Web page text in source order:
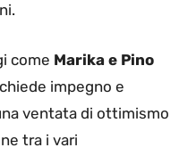
come Marika e Pino
impegno e
ventata di ottimismo
tra i vari